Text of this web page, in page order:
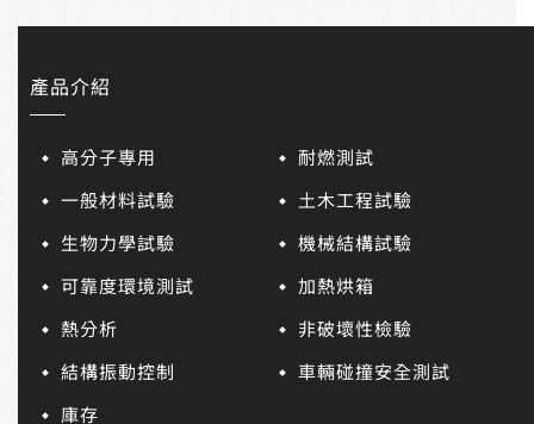
產品介紹
高分子專用
耐燃測試
一般材料試驗
土木工程試驗
生物力學試驗
機械結構試驗
可靠度環境測試
加熱烘箱
熱分析
非破壞性檢驗
結構振動控制
車輛碰撞安全測試
庫存